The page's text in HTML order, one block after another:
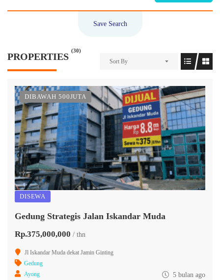
Save Search
PROPERTIES
(30)
Sort By
DIBAWAH 500JUTA
DISEWA
Gedung Strategis Jalan Iskandar Muda
Rp.375,000,000 / thn
Jl Iskandar Muda dekat Jamin Ginting
Gedung
Ayong
5 bulan ago